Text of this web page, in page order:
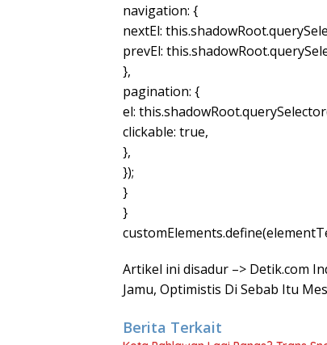
navigation: {
nextEl:
prevEl:
},
pagination: {
el:
clickable: true,
},
});
}
}
Artikel ini disadur –> Detik.com
Jamu, Optimistis Di Sebab Itu
Berita Terkait